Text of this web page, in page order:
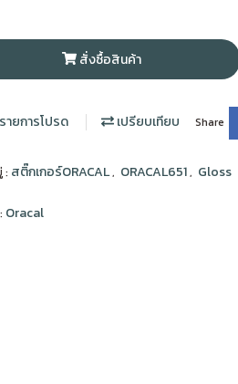
สั่งซื้อสินค้า
ายการโปรด เปรียบเทียบ Share
: สติ๊กเกอร์ORACAL, ORACAL651, Gloss
Oracal